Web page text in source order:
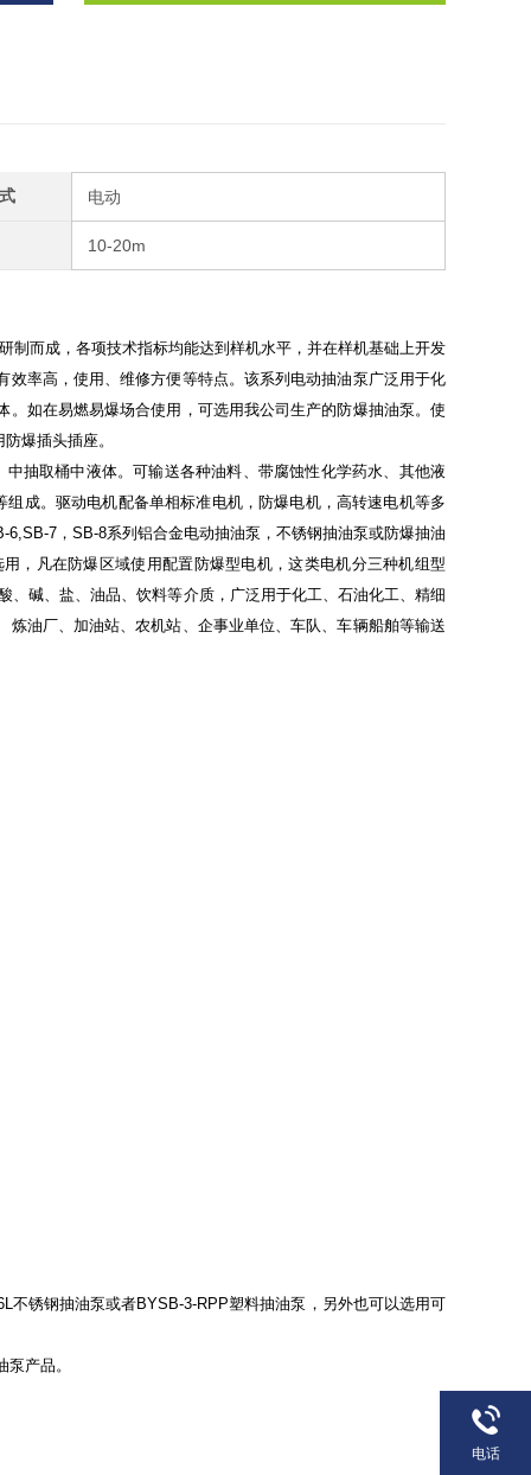
电动
10-20m
制而成，各项技术指标均能达到样机水平，并在样机基础上开发
率高，使用、维修方便等特点。该系列电动抽油泵广泛用于化
如在易燃易爆场合使用，可选用我公司生产的防爆抽油泵。使
爆插头插座。
中抽取桶中液体。可输送各种油料、带腐蚀性化学药水、其他液
组成。驱动电机配备单相标准电机，防爆电机，高转速电机等多
6,SB-7， SB-8系列铝合金电动抽油泵，不锈钢抽油泵或防爆抽油
，凡在防爆区域使用配置防爆型电机，这类电机分三种机组型
碱、盐、油品、饮料等介质，广泛用于化工、石油化工、精细
油厂、加油站、农机站、企事业单位、车队、车辆船舶等输送
锈钢抽油泵或者BYSB-3-RPP塑料抽油泵，另外也可以选用可
产品。
电话